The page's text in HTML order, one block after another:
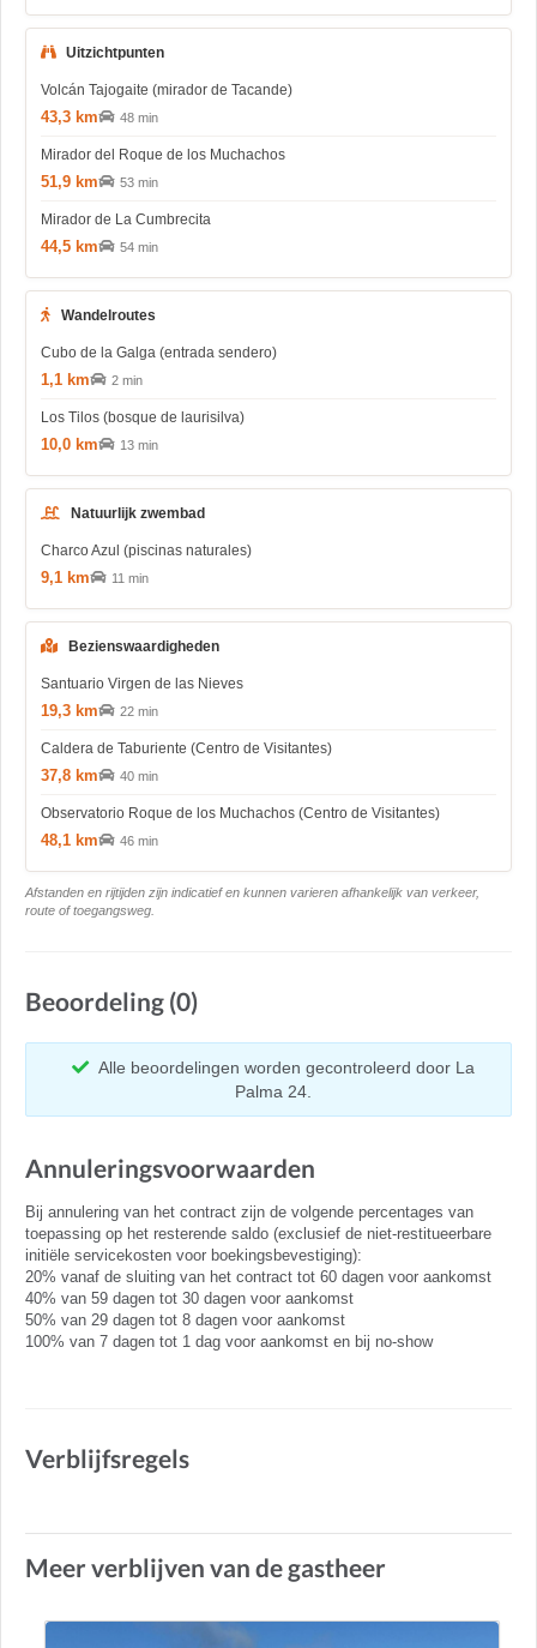
Uitzichtpunten
Volcán Tajogaite (mirador de Tacande)
43,3 km 48 min
Mirador del Roque de los Muchachos
51,9 km 53 min
Mirador de La Cumbrecita
44,5 km 54 min
Wandelroutes
Cubo de la Galga (entrada sendero)
1,1 km 2 min
Los Tilos (bosque de laurisilva)
10,0 km 13 min
Natuurlijk zwembad
Charco Azul (piscinas naturales)
9,1 km 11 min
Bezienswaardigheden
Santuario Virgen de las Nieves
19,3 km 22 min
Caldera de Taburiente (Centro de Visitantes)
37,8 km 40 min
Observatorio Roque de los Muchachos (Centro de Visitantes)
48,1 km 46 min
Afstanden en rijtijden zijn indicatief en kunnen varieren afhankelijk van verkeer,
route of toegangsweg.
Beoordeling (0)
Alle beoordelingen worden gecontroleerd door La
Palma 24.
Annuleringsvoorwaarden
Bij annulering van het contract zijn de volgende percentages van
toepassing op het resterende saldo (exclusief de niet-restitueerbare
initiële servicekosten voor boekingsbevestiging):
20% vanaf de sluiting van het contract tot 60 dagen voor aankomst
40% van 59 dagen tot 30 dagen voor aankomst
50% van 29 dagen tot 8 dagen voor aankomst
100% van 7 dagen tot 1 dag voor aankomst en bij no-show
Verblijfsregels
Meer verblijven van de gastheer